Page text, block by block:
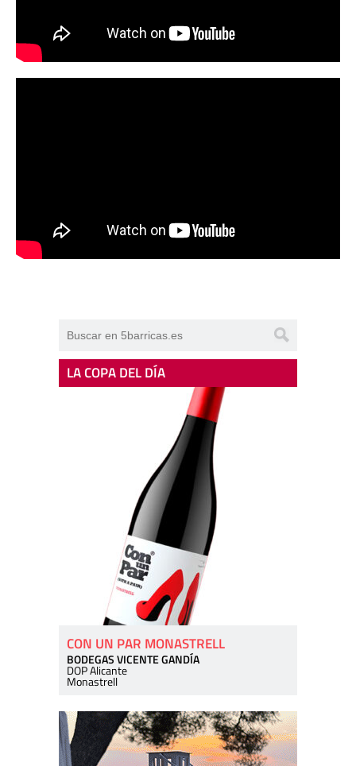
LA COPA DEL DÍA
CON UN PAR MONASTRELL
BODEGAS VICENTE GANDÍA
DOP Alicante
Monastrell